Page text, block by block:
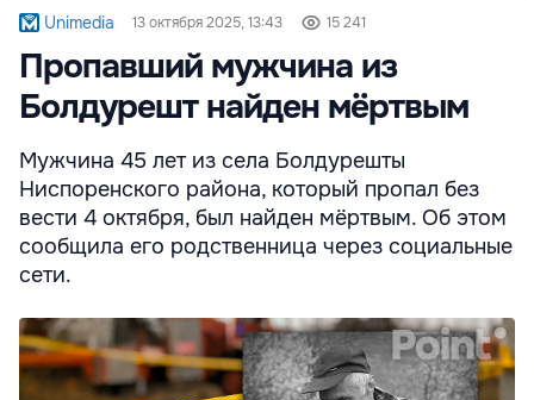
Unimedia 13 октября 2025, 13:43 15 241
Пропавший мужчина из
Болдурешт найден мёртвым
Мужчина 45 лет из села Болдурешты
Ниспоренского района, который пропал без
вести 4 октября, был найден мёртвым. Об этом
сообщила его родственница через социальные
сети.